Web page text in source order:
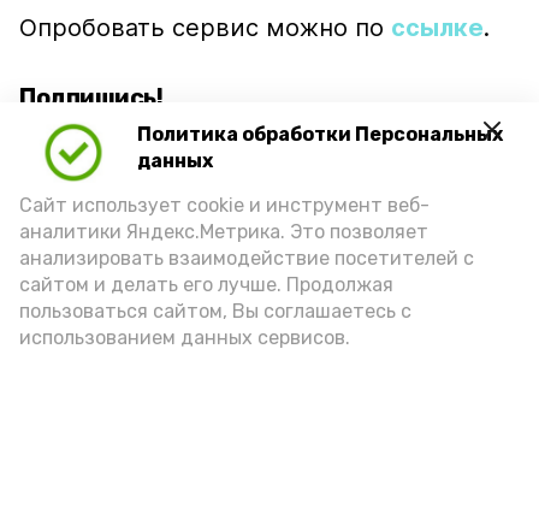
Политика обработки Персональных
данных
Сайт использует cookie и инструмент веб-
аналитики Яндекс.Метрика. Это позволяет
анализировать взаимодействие посетителей с
сайтом и делать его лучше. Продолжая
пользоваться сайтом, Вы соглашаетесь с
использованием данных сервисов.
Опробовать сервис можно по ссылке.
Подпишись!
А24 в MAX А24 в Вконтакте